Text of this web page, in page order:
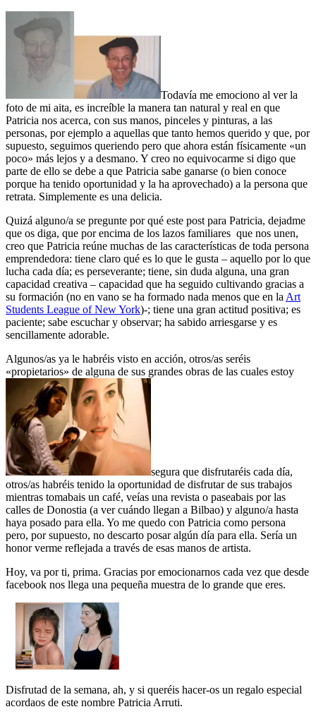
Todavía me emociono al ver la
foto de mi aita, es increíble la manera tan natural y real en que
Patricia nos acerca, con sus manos, pinceles y pinturas, a las
personas, por ejemplo a aquellas que tanto hemos querido y que, por
supuesto, seguimos queriendo pero que ahora están físicamente «un
poco» más lejos y a desmano. Y creo no equivocarme si digo que
parte de ello se debe a que Patricia sabe ganarse (o bien conoce
porque ha tenido oportunidad y la ha aprovechado) a la persona que
retrata. Simplemente es una delicia.
Quizá alguno/a se pregunte por qué este post para Patricia, dejadme
que os diga, que por encima de los lazos familiares que nos unen,
creo que Patricia reúne muchas de las características de toda persona
emprendedora: tiene claro qué es lo que le gusta – aquello por lo que
lucha cada día; es perseverante; tiene, sin duda alguna, una gran
capacidad creativa – capacidad que ha seguido cultivando gracias a
su formación (no en vano se ha formado nada menos que en la Art
Students League of New York)-; tiene una gran actitud positiva; es
paciente; sabe escuchar y observar; ha sabido arriesgarse y es
sencillamente adorable.
Algunos/as ya le habréis visto en acción, otros/as seréis
«propietarios» de alguna de sus grandes obras de las cuales estoy
segura que disfrutaréis cada día,
otros/as habréis tenido la oportunidad de disfrutar de sus trabajos
mientras tomabais un café, veías una revista o paseabais por las
calles de Donostia (a ver cuándo llegan a Bilbao) y alguno/a hasta
haya posado para ella. Yo me quedo con Patricia como persona
pero, por supuesto, no descarto posar algún día para ella. Sería un
honor verme reflejada a través de esas manos de artista.
Hoy, va por ti, prima. Gracias por emocionarnos cada vez que desde
facebook nos llega una pequeña muestra de lo grande que eres.
Disfrutad de la semana, ah, y si queréis hacer-os un regalo especial
acordaos de este nombre Patricia Arruti.